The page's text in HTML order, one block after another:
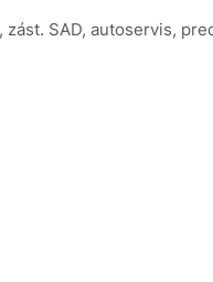
zást. SAD, autoservis,